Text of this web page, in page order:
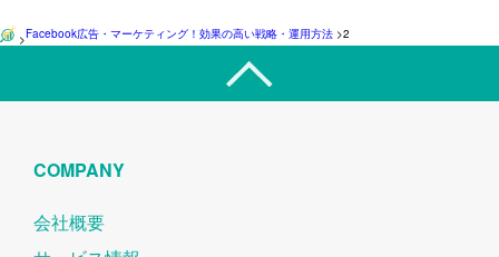
>Facebook広告・マーケティング！効果の高い戦略・運用方法>2
COMPANY
会社概要